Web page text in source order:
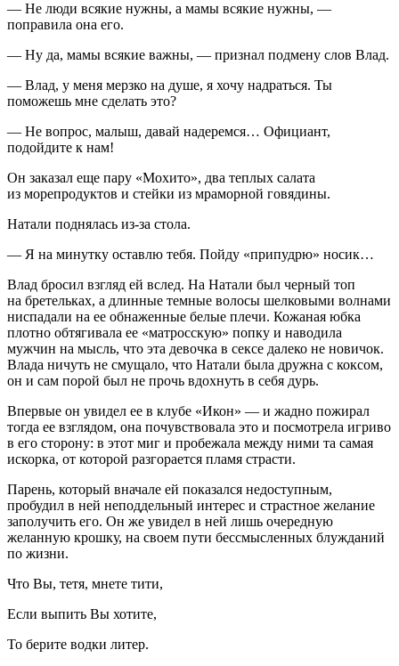
— Не люди всякие нужны, а мамы всякие нужны, —
поправила она его.
— Ну да, мамы всякие важны, — признал подмену слов Влад.
— Влад, у меня мерзко на душе, я хочу надраться. Ты
поможешь мне сделать это?
— Не вопрос, малыш, давай надеремся… Официант,
подойдите к нам!
Он заказал еще пару «Мохито», два теплых салата
из морепродуктов и стейки из мраморной говядины.
Натали поднялась из-за стола.
— Я на минутку оставлю тебя. Пойду «припудрю» носик…
Влад бросил взгляд ей вслед. На Натали был черный топ
на бретельках, а длинные темные волосы шелковыми волнами
ниспадали на ее обнаженные белые плечи. Кожаная юбка
плотно обтягивала ее «матросскую» попку и наводила
мужчин на мысль, что эта девочка в сексе далеко не новичок.
Влада ничуть не смущало, что Натали была дружна с коксом,
он и сам порой был не прочь вдохнуть в себя дурь.
Впервые он увидел ее в клубе «Икон» — и жадно пожирал
тогда ее взглядом, она почувствовала это и посмотрела игриво
в его сторону: в этот миг и пробежала между ними та самая
искорка, от которой разгорается пламя страсти.
Парень, который вначале ей показался недоступным,
пробудил в ней неподдельный интерес и страстное желание
заполучить его. Он же увидел в ней лишь очередную
желанную крошку, на своем пути бессмысленных блужданий
по жизни.
Что Вы, тетя, мнете тити,
Если выпить Вы хотите,
То берите водки литер.